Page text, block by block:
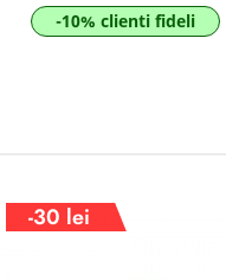
-10% clienti fideli
-30 lei